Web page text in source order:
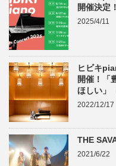
開催決定！
2025/4/11
ヒビキ
開催！「
ほしい」
2022/12/17
THE
2021/6/22